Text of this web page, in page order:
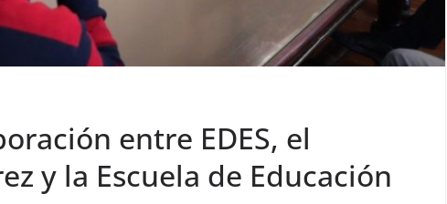
entre EDES, el
y la Escuela de Educación